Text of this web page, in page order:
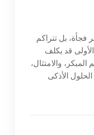
بل تتراكم
قد يكلف
والامتثال،
الأذكى